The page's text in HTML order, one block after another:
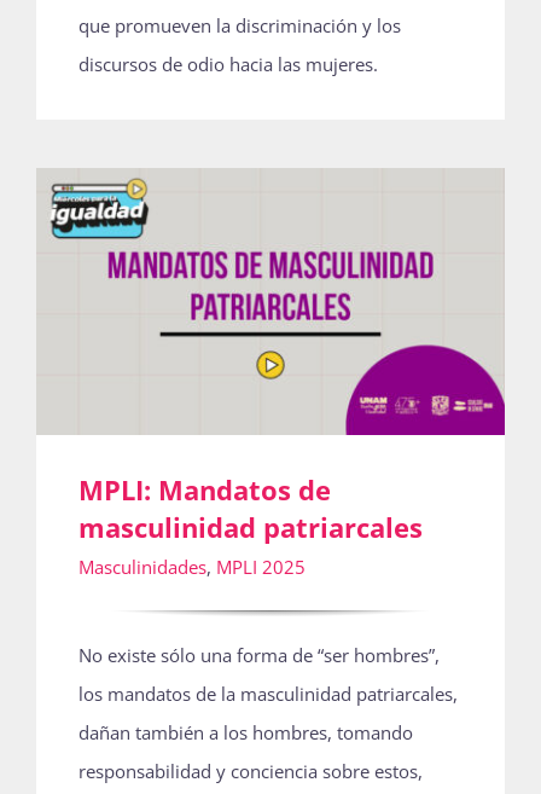
que promueven la discriminación y los
discursos de odio hacia las mujeres.
MPLI: Mandatos de
masculinidad patriarcales
Masculinidades, MPLI 2025
No existe sólo una forma de “ser hombres”,
los mandatos de la masculinidad patriarcales,
dañan también a los hombres, tomando
responsabilidad y conciencia sobre estos,